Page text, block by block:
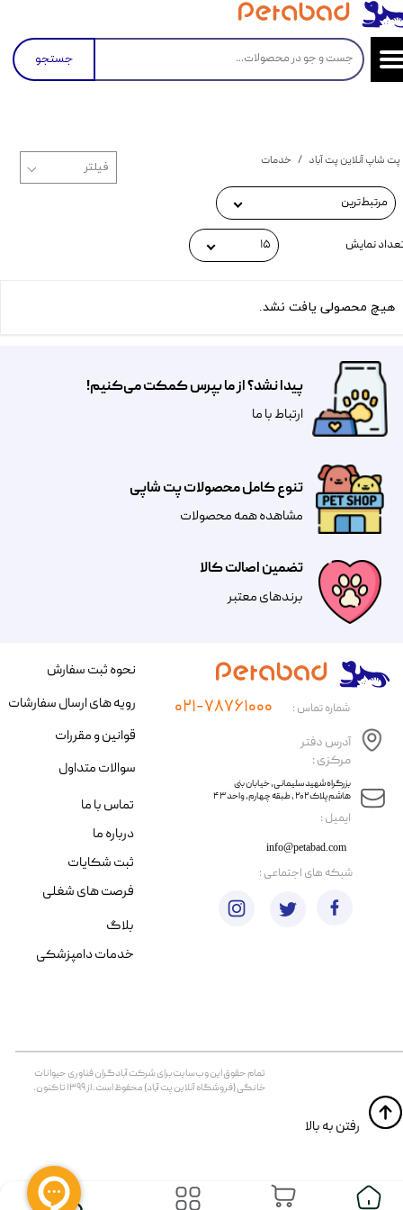
جستجو
پت شاپ آنلاین پت آباد خدمات
مرتبط‌ترین
نمایش ۱۵
هیچ محصولی یافت نشد.
تضمین اصالت کالا
​​برندهای معتبر​​​​​​​
تنوع کامل محصولات پت شاپی
مشاهده همه محصولات
پیدا نشد؟ از ما بپرس کمکت می‌کنیم!
​​​ارتباط با ما
​ایمیل :
آدرس دفتر
مرکزی :
info@petabad.com
​​بزرگراه شهید سلیمانی، خیابان بنی
هاشم پلاک ۲۰۲ ، طبقه چهارم، واحد ۴۳
شماره تماس : ۰۲۱-۷۸۷۶۱۰۰۰
تمام حقوق اين وب‌سايت برای شرکت آبادگران فناوری حیوانات
خانگی (فروشگاه آنلاین پت آباد) محفوظ است. از ۱۳۹۹ تا کنون.
​​رفتن به بالا
نحوه ثبت سفارش
رویه های ارسال سفارشات
قوانین و مقررات
سوالات متداول
تماس با ما
درباره ما
ثبت شکایات
فرصت های شغلی
​شبکه های اجتماعی :
بلاگ
خدمات دامپزشکی